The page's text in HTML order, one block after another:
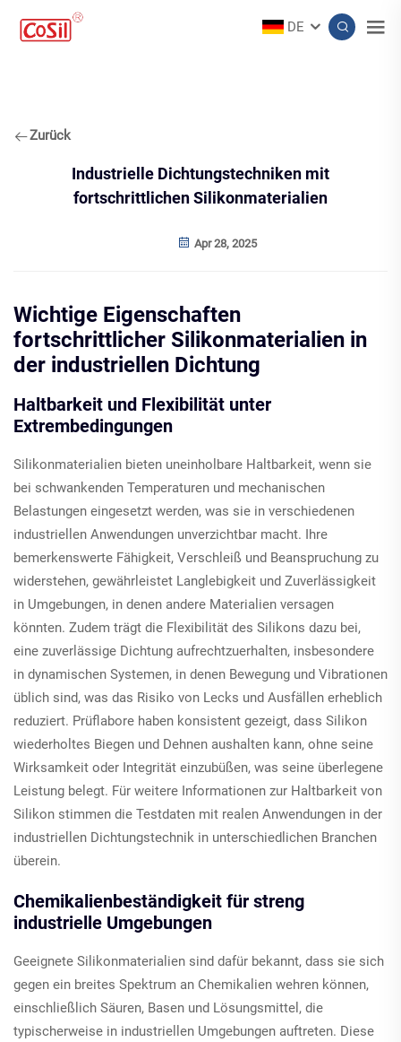
DE
Zurück
Industrielle Dichtungstechniken mit
fortschrittlichen Silikonmaterialien
Apr 28, 2025
Wichtige Eigenschaften
fortschrittlicher Silikonmaterialien in
der industriellen Dichtung
Haltbarkeit und Flexibilität unter
Extrembedingungen
Silikonmaterialien bieten uneinholbare Haltbarkeit, wenn sie
bei schwankenden Temperaturen und mechanischen
Belastungen eingesetzt werden, was sie in verschiedenen
industriellen Anwendungen unverzichtbar macht. Ihre
bemerkenswerte Fähigkeit, Verschleiß und Beanspruchung zu
widerstehen, gewährleistet Langlebigkeit und Zuverlässigkeit
in Umgebungen, in denen andere Materialien versagen
könnten. Zudem trägt die Flexibilität des Silikons dazu bei,
eine zuverlässige Dichtung aufrechtzuerhalten, insbesondere
in dynamischen Systemen, in denen Bewegung und Vibrationen
üblich sind, was das Risiko von Lecks und Ausfällen erheblich
reduziert. Prüflabore haben konsistent gezeigt, dass Silikon
wiederholtes Biegen und Dehnen aushalten kann, ohne seine
Wirksamkeit oder Integrität einzubüßen, was seine überlegene
Leistung belegt. Für weitere Informationen zur Haltbarkeit von
Silikon stimmen die Testdaten mit realen Anwendungen in der
industriellen Dichtungstechnik in unterschiedlichen Branchen
überein.
Chemikalienbeständigkeit für streng
industrielle Umgebungen
Geeignete Silikonmaterialien sind dafür bekannt, dass sie sich
gegen ein breites Spektrum an Chemikalien wehren können,
einschließlich Säuren, Basen und Lösungsmittel, die
typischerweise in industriellen Umgebungen auftreten. Diese